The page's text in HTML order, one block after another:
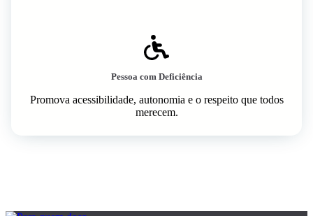
Pessoa com Deficiência
Promova acessibilidade, autonomia e o respeito que todos
merecem.